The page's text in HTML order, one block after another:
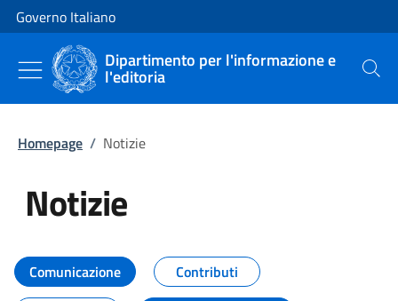
Vai al contenuto
Vai alla navigazione del sito
Governo Italiano
Dipartimento per l'informazione e
l'editoria Cerca
Homepage / Notizie
Notizie
Tutti i contenuti della pagina
Comunicazione
Contributi